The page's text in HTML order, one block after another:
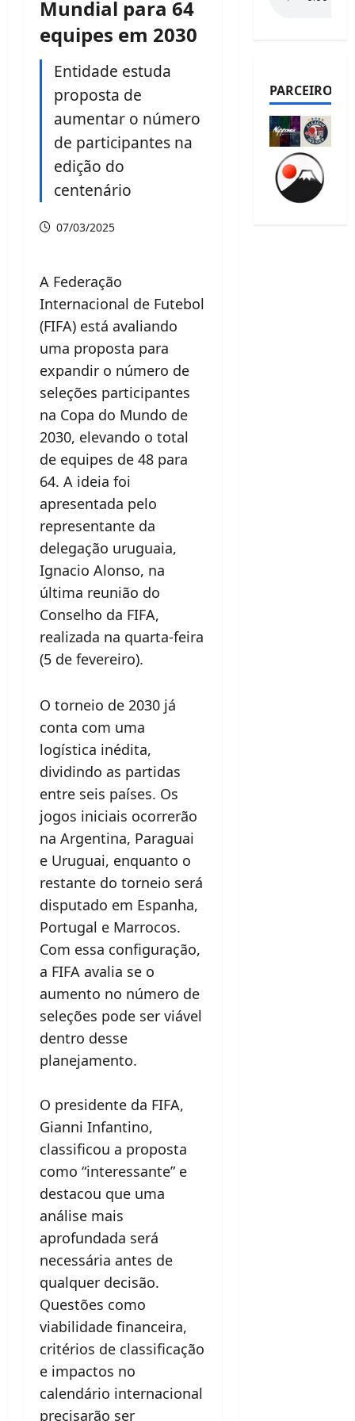
Mundial para 64
equipes em 2030
Entidade estuda
proposta de
aumentar o número
de participantes na
edição do
centenário
07/03/2025
A Federação
Internacional de Futebol
(FIFA) está avaliando
uma proposta para
expandir o número de
seleções participantes
na Copa do Mundo de
2030, elevando o total
de equipes de 48 para
64. A ideia foi
apresentada pelo
representante da
delegação uruguaia,
Ignacio Alonso, na
última reunião do
Conselho da FIFA,
realizada na quarta-feira
(5 de fevereiro).
O torneio de 2030 já
conta com uma
logística inédita,
dividindo as partidas
entre seis países. Os
jogos iniciais ocorrerão
na Argentina, Paraguai
e Uruguai, enquanto o
restante do torneio será
disputado em Espanha,
Portugal e Marrocos.
Com essa configuração,
a FIFA avalia se o
aumento no número de
seleções pode ser viável
dentro desse
planejamento.
O presidente da FIFA,
Gianni Infantino,
classificou a proposta
como “interessante” e
destacou que uma
análise mais
aprofundada será
necessária antes de
qualquer decisão.
Questões como
viabilidade financeira,
critérios de classificação
e impactos no
calendário internacional
precisarão ser
PARCEIROS